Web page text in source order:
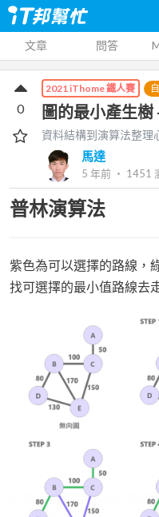
文章 問答
2021 iThome 鐵人賽
圖的最小產生樹
資料結構到演算法整理
馬達
5 年前 ‧ 1451
0
普林演算法
紫色為可以選擇的路線，
找可選擇的最小值路線去